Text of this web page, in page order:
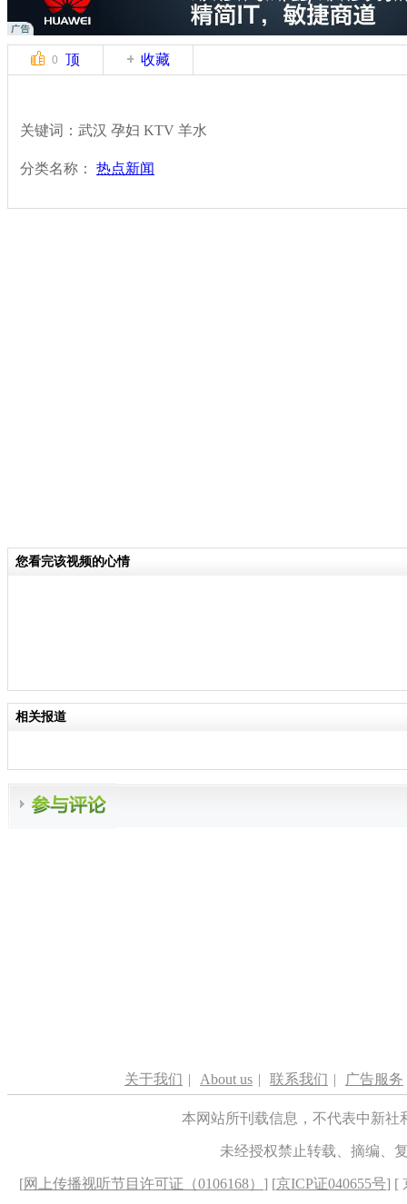
0 顶 收藏
关键词：武汉 孕妇 KTV 羊水
分类名称： 热点新闻
您看完该视频的心情
相关报道
关于我们 | About us | 联系我们 | 广告服务
本网站所刊载信息，不代表中新
未经授权禁止转载、摘编、
[网上传播视听节目许可证（0106168） ] [京ICP证040655号] [